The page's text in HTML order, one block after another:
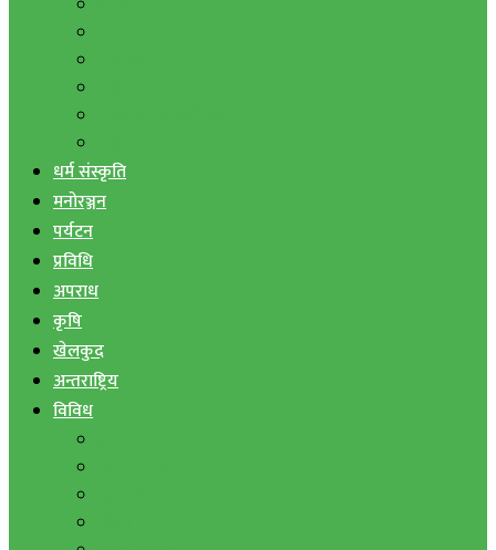
धर्म संस्कृति
मनोरञ्जन
पर्यटन
प्रविधि
अपराध
कृषि
खेलकुद
अन्तराष्ट्रिय
विविध